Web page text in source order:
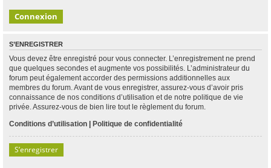
S’ENREGISTRER
Vous devez être enregistré pour vous connecter. L’enregistrement ne prend
que quelques secondes et augmente vos possibilités. L’administrateur du
forum peut également accorder des permissions additionnelles aux
membres du forum. Avant de vous enregistrer, assurez-vous d’avoir pris
connaissance de nos conditions d’utilisation et de notre politique de vie
privée. Assurez-vous de bien lire tout le règlement du forum.
Conditions d’utilisation | Politique de confidentialité
S’enregistrer